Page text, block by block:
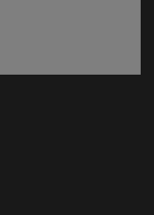
ventana)
ventana)